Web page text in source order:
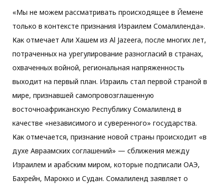
«Мы не можем рассматривать происходящее в Йемене
только в контексте признания Израилем Сомалиленда».
Как отмечает Али Хашем из Al Jazeera, после многих лет,
потраченных на урегулирование разногласий в странах,
охваченных войной, региональная напряженность
выходит на первый план. Израиль стал первой страной в
мире, признавшей самопровозглашенную
восточноафриканскую Республику Сомалиленд в
качестве «независимого и суверенного» государства.
Как отмечается, признание новой страны происходит «в
духе Авраамских соглашений» — сближения между
Израилем и арабским миром, которые подписали ОАЭ,
Бахрейн, Марокко и Судан. Сомалиленд заявляет о